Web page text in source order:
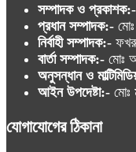
সম্পাদক ও প্রকাশক:-
প্রধান সম্পাদক:-
নির্বাহী সম্পাদক:-
বার্তা সম্পাদক:- মোঃ
অনুসন্ধান ও
আইন উপদেষ্টা:- মোঃ
যোগাযোগের ঠিকানা